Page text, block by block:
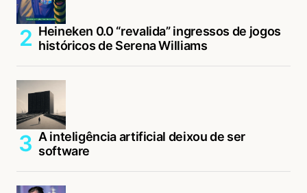
Heineken 0.0 “revalida” ingressos de jogos
históricos de Serena Williams
A inteligência artificial deixou de ser
software